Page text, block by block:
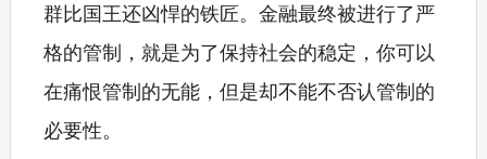
群比国王还凶悍的铁匠。金融最终被进行了严
格的管制，就是为了保持社会的稳定，你可以
在痛恨管制的无能，但是却不能不否认管制的
必要性。